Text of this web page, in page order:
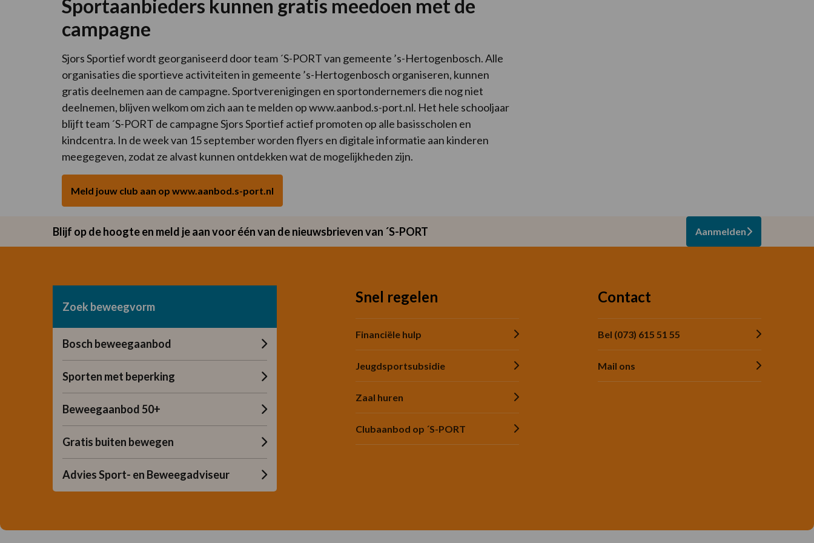
Sportaanbieders kunnen gratis meedoen met de
campagne
Sjors Sportief wordt georganiseerd door team ´S-PORT van gemeente ’s-Hertogenbosch. Alle
organisaties die sportieve activiteiten in gemeente ’s-Hertogenbosch organiseren, kunnen
gratis deelnemen aan de campagne. Sportverenigingen en sportondernemers die nog niet
deelnemen, blijven welkom om zich aan te melden op www.aanbod.s-port.nl. Het hele schooljaar
blijft team ´S-PORT de campagne Sjors Sportief actief promoten op alle basisscholen en
kindcentra. In de week van 15 september worden flyers en digitale informatie aan kinderen
meegegeven, zodat ze alvast kunnen ontdekken wat de mogelijkheden zijn.
Meld jouw club aan op www.aanbod.s-port.nl
Blijf op de hoogte en meld je aan voor één van de nieuwsbrieven van ´S-PORT Aanmelden
Zoek beweegvorm
Bosch beweegaanbod
Sporten met beperking
Beweegaanbod 50+
Gratis buiten bewegen
Advies Sport- en Beweegadviseur
Snel regelen
Financiële hulp
Jeugdsportsubsidie
Zaal huren
Clubaanbod op ´S-PORT
Contact
Bel (073) 615 51 55
Mail ons